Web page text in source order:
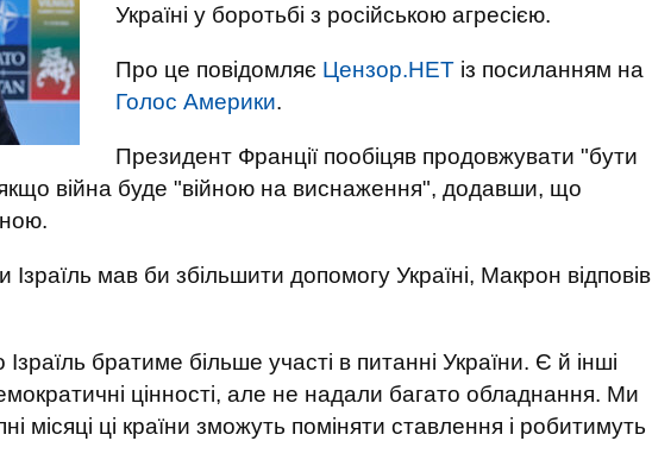
Україні у боротьбі з російською агресією.
Про це повідомляє Цензор.НЕТ із посиланням на
Голос Америки.
Президент Франції пообіцяв продовжувати "бути
якщо війна буде "війною на виснаження", додавши, що
Ізраїль мав би збільшити допомогу Україні, Макрон відповів
братиме більше участі в питанні України. Є й інші
цінності, але не надали багато обладнання. Ми
місяці ці країни зможуть поміняти ставлення і робитимуть